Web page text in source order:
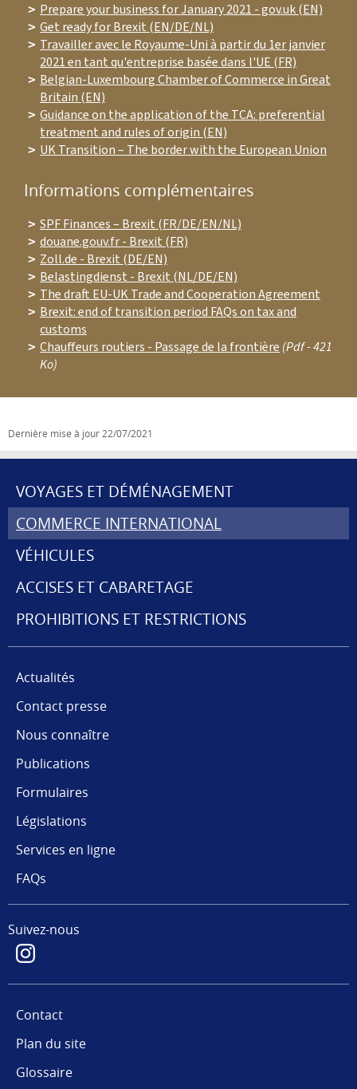
Prepare your business for January 2021 - gov.uk (EN)
Get ready for Brexit (EN/DE/NL)
Travailler avec le Royaume-Uni à partir du 1er janvier
2021 en tant qu'entreprise basée dans l'UE (FR)
Belgian-Luxembourg Chamber of Commerce in Great
Britain (EN)
Guidance on the application of the TCA: preferential
treatment and rules of origin (EN)
UK Transition – The border with the European Union
Informations complémentaires
SPF Finances – Brexit (FR/DE/EN/NL)
douane.gouv.fr - Brexit (FR)
Zoll.de - Brexit (DE/EN)
Belastingdienst - Brexit (NL/DE/EN)
The draft EU-UK Trade and Cooperation Agreement
Brexit: end of transition period FAQs on tax and
customs
Chauffeurs routiers - Passage de la frontière (Pdf - 421
Ko)
Dernière mise à jour 22/07/2021
MENU
DE
NAVIGATION
VOYAGES ET DÉMÉNAGEMENT
COMMERCE INTERNATIONAL
VÉHICULES
ACCISES ET CABARETAGE
PROHIBITIONS ET RESTRICTIONS
Actualités
Contact presse
Nous connaître
Publications
Formulaires
Législations
Services en ligne
FAQs
Suivez-nous
Contact
Plan du site
Glossaire